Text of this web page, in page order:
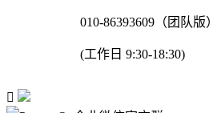
010-86393609（团队版）
(工作日 9:30-18:30)
